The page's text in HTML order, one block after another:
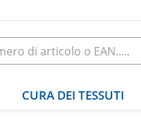
CURA DEI TESSUTI